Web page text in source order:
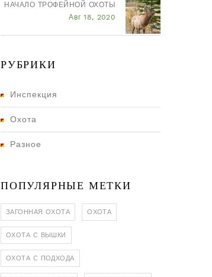
НАЧАЛО ТРОФЕЙНОЙ ОХОТЫ
Авг 18, 2020
РУБРИКИ
Инспекция
Охота
Разное
ПОПУЛЯРНЫЕ МЕТКИ
ЗАГОННАЯ ОХОТА ОХОТА
ОХОТА С ВЫШКИ
ОХОТА С ПОДХОДА